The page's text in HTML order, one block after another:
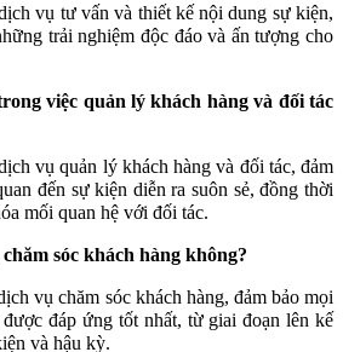
vụ tư vấn và thiết kế nội dung sự kiện,
trải nghiệm độc đáo và ấn tượng cho
việc quản lý khách hàng và đối tác
vụ quản lý khách hàng và đối tác, đảm
đến sự kiện diễn ra suôn sẻ, đồng thời
mối quan hệ với đối tác.
sóc khách hàng không?
vụ chăm sóc khách hàng, đảm bảo mọi
đáp ứng tốt nhất, từ giai đoạn lên kế
và hậu kỳ.